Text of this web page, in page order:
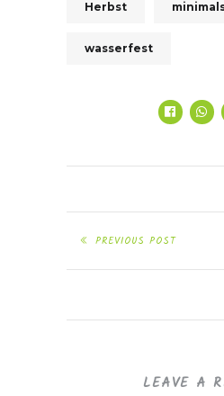
Herbst
wasserfest
PREVIOUS POST
LEAVE A